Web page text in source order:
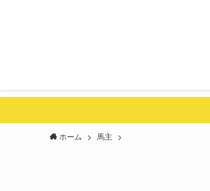
ホーム 馬主